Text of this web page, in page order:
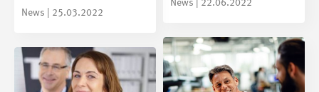
News | 22.06.2022
News | 25.03.2022